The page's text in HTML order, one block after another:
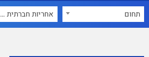
תחום אחריות חברתית של תאגידים